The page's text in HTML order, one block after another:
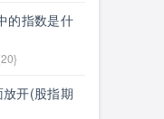
的指数是什
开(股指期